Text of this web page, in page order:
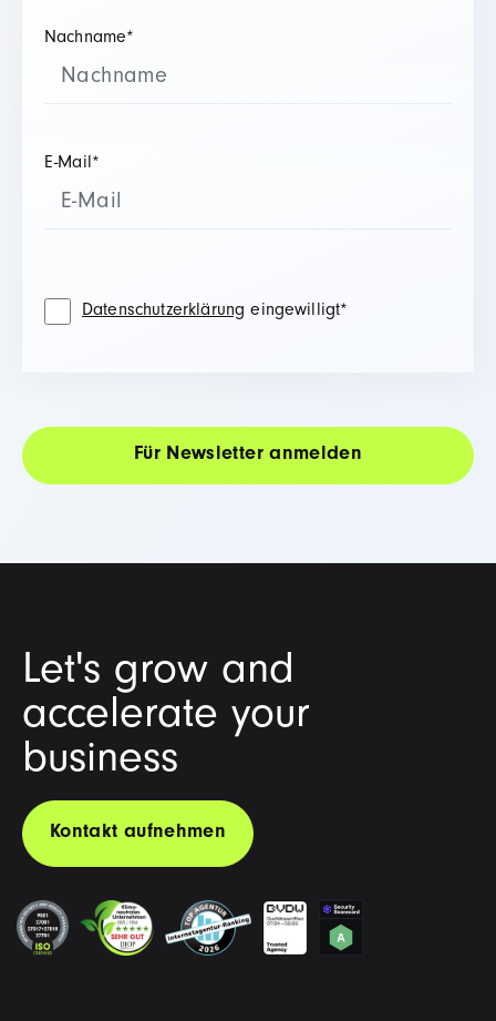
Nachname*
E-Mail*
Datenschutzerklärung eingewilligt*
Let's grow and
accelerate your
business
Kontakt aufnehmen